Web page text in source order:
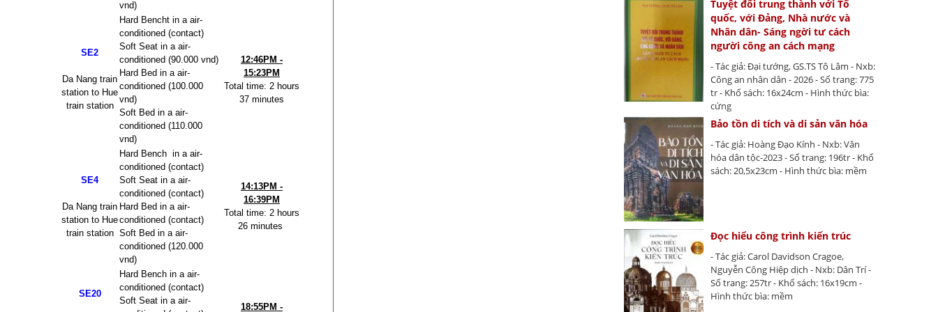
vnd)
SE2
Da Nang train
station to Hue
train station
Hard Bencht in a air-
conditioned (contact)
Soft Seat in a air-
conditioned (90.000 vnd)
Hard Bed in a air-
conditioned (100.000
vnd)
Soft Bed in a air-
conditioned (110.000
vnd)
12:46PM -
15:23PM
Total time: 2 hours
37 minutes
SE4
Da Nang train
station to Hue
train station
Hard Bench in a air-
conditioned (contact)
Soft Seat in a air-
conditioned (contact)
Hard Bed in a air-
conditioned (contact)
Soft Bed in a air-
conditioned (120.000
vnd)
14:13PM -
16:39PM
Total time: 2 hours
26 minutes
SE20
Hard Bench in a air-
conditioned (contact)
Soft Seat in a air-
18:55PM -
Tuyệt đối trung thành với Tổ
quốc, với Đảng, Nhà nước và
Nhân dân- Sáng ngời tư cách
người công an cách mạng
- Tác giả: Đại tướng, GS.TS Tô Lâm - Nxb:
Công an nhân dân - 2026 - Số trang: 775
tr - Khổ sách: 16x24cm - Hình thức bìa:
cứng
Bảo tồn di tích và di sản văn hóa
- Tác giả: Hoàng Đạo Kính - Nxb: Văn
hóa dân tộc-2023 - Số trang: 196tr - Khổ
sách: 20,5x23cm - Hình thức bìa: mềm
Đọc hiểu công trình kiến trúc
- Tác giả: Carol Davidson Cragoe,
Nguyễn Công Hiệp dịch - Nxb: Dân Trí -
Số trang: 257tr - Khổ sách: 16x19cm -
Hình thức bìa: mềm